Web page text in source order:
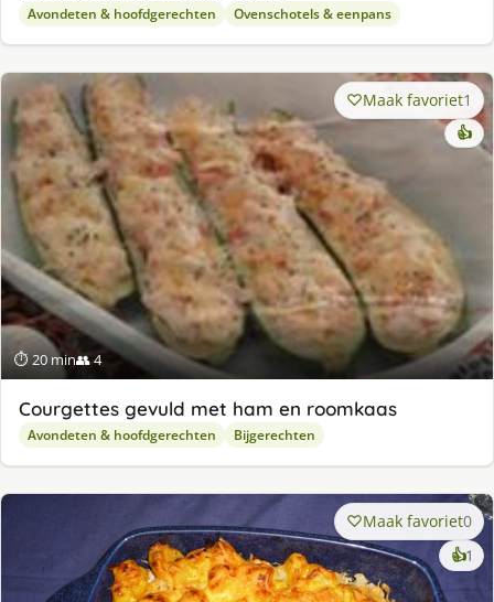
Avondeten & hoofdgerechten Ovenschotels & eenpans
⏱ 20 min👥 4
Maak favoriet1
👍
Courgettes gevuld met ham en roomkaas
Avondeten & hoofdgerechten Bijgerechten
Maak favoriet0
👍1